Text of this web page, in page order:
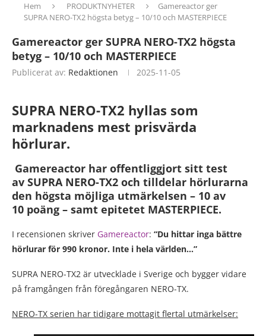
Hem PRODUKTNYHETER
Gamereactor ger
SUPRA NERO-TX2 högsta betyg – 10/10 och MASTERPIECE
Gamereactor ger SUPRA NERO-TX2 högsta
betyg – 10/10 och MASTERPIECE
Publicerat av: Redaktionen 2025-11-05
SUPRA NERO-TX2 hyllas som
marknadens mest prisvärda
hörlurar.
Gamereactor har offentliggjort sitt test
av SUPRA NERO-TX2 och tilldelar hörlurarna
den högsta möjliga utmärkelsen – 10 av
10 poäng – samt epitetet MASTERPIECE.
I recensionen skriver Gamereactor: “Du hittar inga bättre
hörlurar för 990 kronor. Inte i hela världen…”
SUPRA NERO-TX2 är utvecklade i Sverige och bygger vidare
på framgången från föregångaren NERO-TX.
NERO-TX serien har tidigare mottagit flertal utmärkelser: